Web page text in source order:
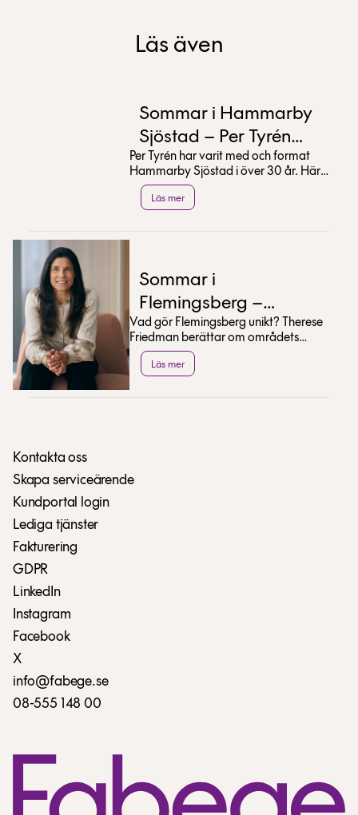
Läs även
Sommar i Hammarby
Sjöstad – Per Tyrén
tipsar
Per Tyrén har varit med och format
Hammarby Sjöstad i över 30 år. Här
delar han med sig av sina bästa tips
för en sommar...
Läs mer
Sommar i
Flemingsberg –
Therese Friedman
tipsar
Vad gör Flemingsberg unikt? Therese
Friedman berättar om områdets
utveckling och delar med sig av sina
bästa sommartips.
Läs mer
Kontakta oss
Skapa serviceärende
Kundportal login
Lediga tjänster
Fakturering
GDPR
LinkedIn
Instagram
Facebook
X
info@fabege.se
08-555 148 00